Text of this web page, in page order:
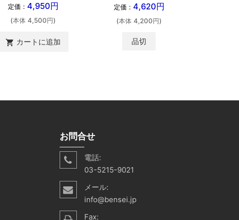
定価： 4,950円
(本体 4,500円)
shopping_cart カートに追加
定価： 4,620円
(本体 4,200円)
品切
お問合せ
電話:
03-5215-9021
メール:
info@bensei.jp
Fax: